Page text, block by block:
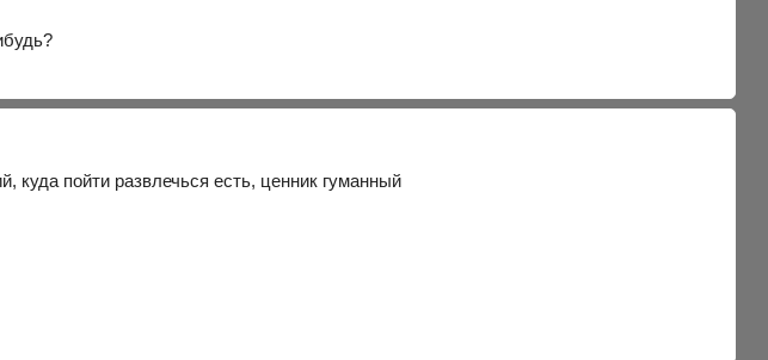
пойти развлечься есть, ценник гуманный